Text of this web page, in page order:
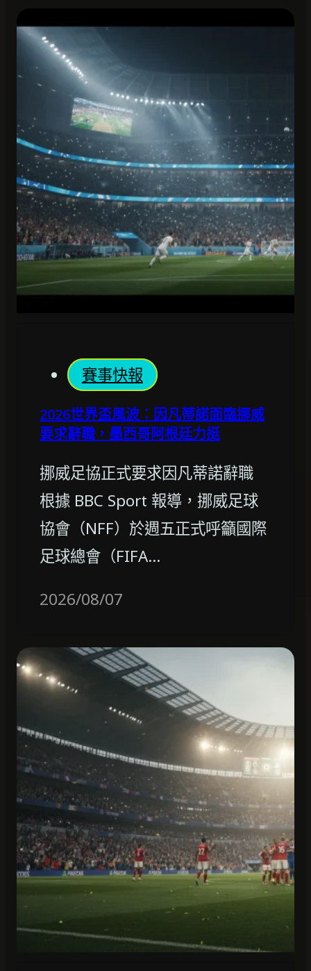
賽事快報
2026世界盃風波：因凡蒂諾面臨挪威
要求辭職，墨西哥阿根廷力挺
挪威足協正式要求因凡蒂諾辭職
根據 BBC Sport 報導，挪威足球
協會（NFF）於週五正式呼籲國際
足球總會（FIFA…
2026/08/07